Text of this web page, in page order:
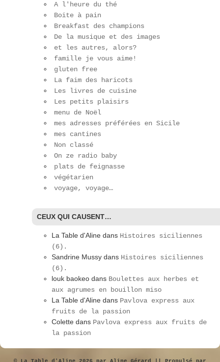
A l'heure du thé
Boite à pain
Breakfast des champions
De la musique et des images
et les autres, alors?
famille je vous aime!
gluten free
La faim des haricots
Les livres de cuisine
Les petits plaisirs
menu de Noël
mes adresses préférées en Sicile
mes cantines
Non classé
On ze radio baby
plats de feignasse
végétarien
voyage, voyage…
CEUX QUI CAUSENT…
La Table d'Aline dans Histoires siciliennes
(6).
Sandrine Mussy dans Histoires siciliennes
(6).
louk baokeo dans Boulettes aux herbes et
aux agrumes en bouillon miso
La Table d'Aline dans Pavlova express aux
fruits de la passion
Colette dans Pavlova express aux fruits de
la passion